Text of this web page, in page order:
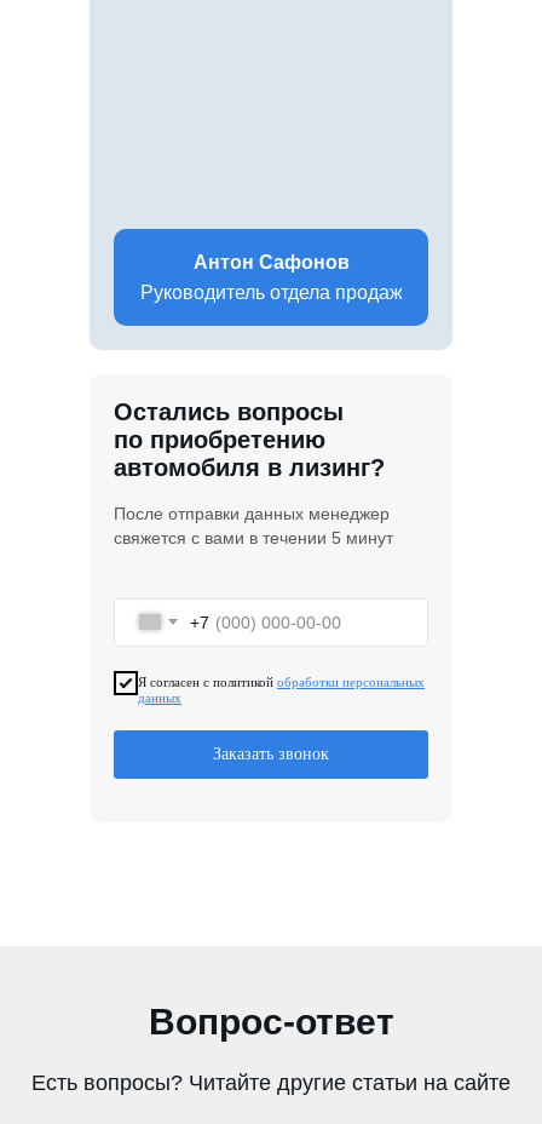
+7
Я согласен с политикой обработки персональных
данных
Заказать звонок
Остались вопросы
по приобретению
автомобиля в лизинг?
После отправки данных менеджер
свяжется с вами в течении 5 минут
Антон Сафонов
Руководитель отдела продаж
Вопрос-ответ
Есть вопросы? Читайте другие статьи на сайте